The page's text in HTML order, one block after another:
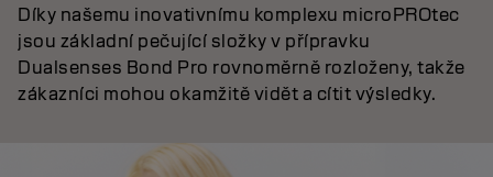
Díky našemu inovativnímu komplexu microPROtec
jsou základní pečující složky v přípravku
Dualsenses Bond Pro rovnoměrně rozloženy, takže
zákazníci mohou okamžitě vidět a cítit výsledky.